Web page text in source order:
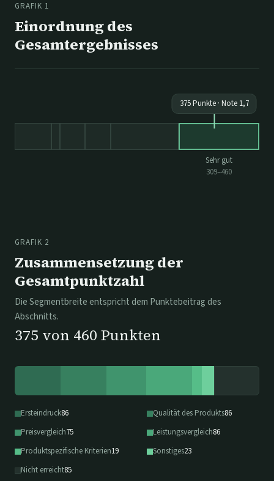
GRAFIK 1
Einordnung des
Gesamtergebnisses
375Punkte · Note 1,7
Sehr gut
309–460
GRAFIK 2
Zusammensetzung der
Gesamtpunktzahl
Die Segmentbreite entspricht dem Punktebeitrag des
Abschnitts.
375 von 460 Punkten
Ersteindruck86 Qualität des Produkts86
Preisvergleich75 Leistungsvergleich86
Produktspezifische Kriterien19 Sonstiges23
Nicht erreicht85